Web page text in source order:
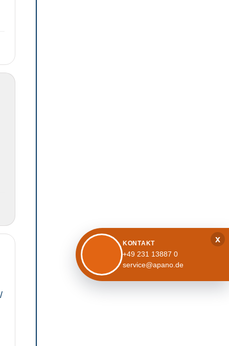
KONTAKT
+49 231 13887 0
service@apano.de
x